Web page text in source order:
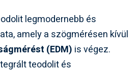
legmodernebb és
amely a szögmérésen kívül
(EDM) is végez.
teodolit és